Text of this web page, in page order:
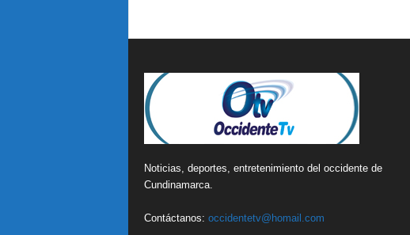
Noticias, deportes, entretenimiento del occidente de
Cundinamarca.
Contáctanos: occidentetv@homail.com